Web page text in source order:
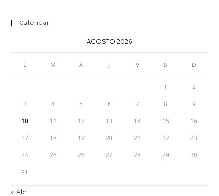
Calendar
AGOSTO 2026
L M X J V S D
1 2
3 4 5 6 7 8 9
10 11 12 13 14 15 16
17 18 19 20 21 22 23
24 25 26 27 28 29 30
31
« Abr